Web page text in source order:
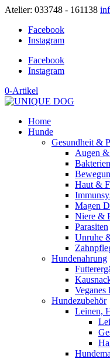
Atelier: 033748 - 161138
Facebook
Instagram
Facebook
Instagram
0-Artikel
Home
Hunde
Gesundheit &
Augen
Haut &
Magen
Niere &
Parasiten
Unruhe
Hundenahrung
Veganes
Hundezubehör
Leinen,